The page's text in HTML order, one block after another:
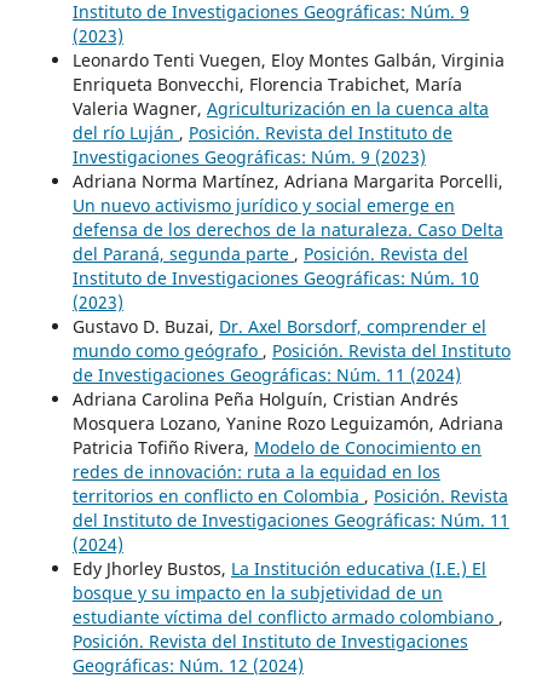
Instituto de Investigaciones Geográficas: Núm. 9
(2023)
Leonardo Tenti Vuegen, Eloy Montes Galbán, Virginia
Enriqueta Bonvecchi, Florencia Trabichet, María
Valeria Wagner, Agriculturización en la cuenca alta
del río Luján , Posición. Revista del Instituto de
Investigaciones Geográficas: Núm. 9 (2023)
Adriana Norma Martínez, Adriana Margarita Porcelli,
Un nuevo activismo jurídico y social emerge en
defensa de los derechos de la naturaleza. Caso Delta
del Paraná, segunda parte , Posición. Revista del
Instituto de Investigaciones Geográficas: Núm. 10
(2023)
Gustavo D. Buzai, Dr. Axel Borsdorf, comprender el
mundo como geógrafo , Posición. Revista del Instituto
de Investigaciones Geográficas: Núm. 11 (2024)
Adriana Carolina Peña Holguín, Cristian Andrés
Mosquera Lozano, Yanine Rozo Leguizamón, Adriana
Patricia Tofiño Rivera, Modelo de Conocimiento en
redes de innovación: ruta a la equidad en los
territorios en conflicto en Colombia , Posición. Revista
del Instituto de Investigaciones Geográficas: Núm. 11
(2024)
Edy Jhorley Bustos, La Institución educativa (I.E.) El
bosque y su impacto en la subjetividad de un
estudiante víctima del conflicto armado colombiano ,
Posición. Revista del Instituto de Investigaciones
Geográficas: Núm. 12 (2024)